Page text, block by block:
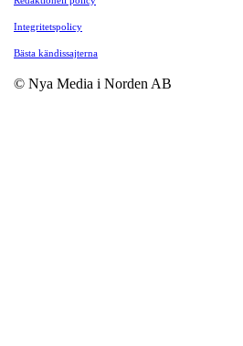
Integritetspolicy
Bästa kändissajterna
© Nya Media i Norden AB